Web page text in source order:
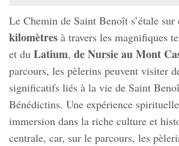
Le Chemin de Saint Benoît s’étale sur
kilomètres à travers les magnifiques
et du Latium, de Nursie au Mont
parcours, les pèlerins peuvent visiter
significatifs liés à la vie de Saint
Bénédictins. Une expérience
immersion dans la riche culture et
centrale, car, sur le parcours, les